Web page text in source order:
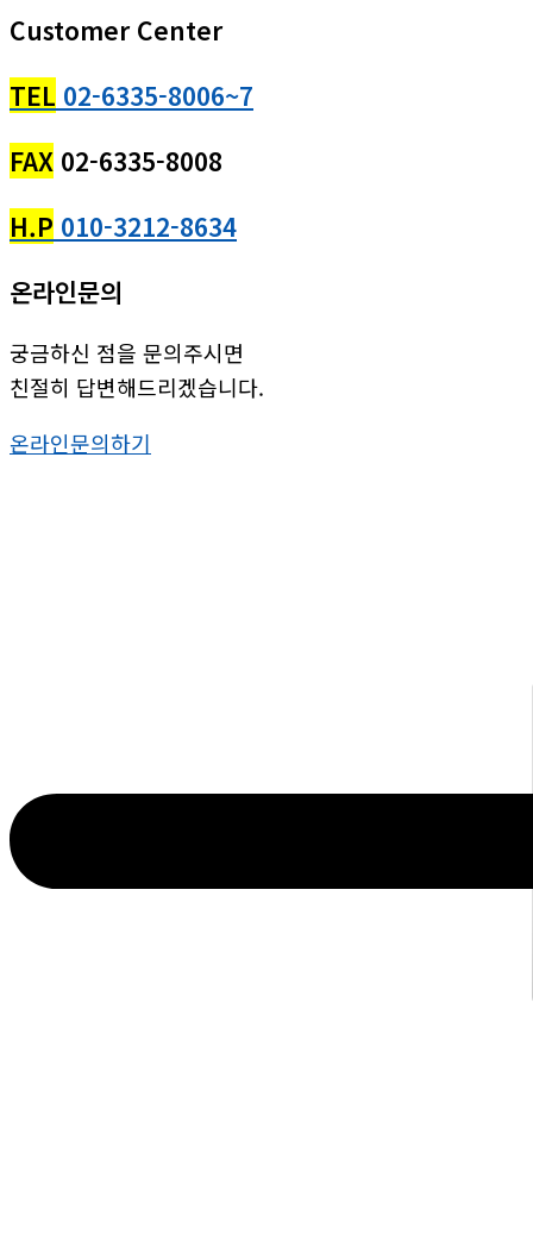
Customer Center
TEL 02-6335-8006~7
FAX 02-6335-8008
H.P 010-3212-8634
온라인문의
궁금하신 점을 문의주시면
친절히 답변해드리겠습니다.
온라인문의하기